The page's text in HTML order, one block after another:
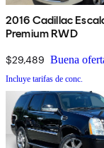
2016 Cadillac
Premium RWD
$29,489 Buena
Incluye tarifas de conc.